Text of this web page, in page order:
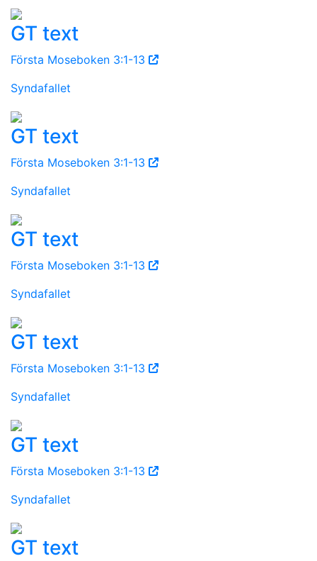
GT text
Första Moseboken 3:1-13
Syndafallet
GT text
Första Moseboken 3:1-13
Syndafallet
GT text
Första Moseboken 3:1-13
Syndafallet
GT text
Första Moseboken 3:1-13
Syndafallet
GT text
Första Moseboken 3:1-13
Syndafallet
GT text